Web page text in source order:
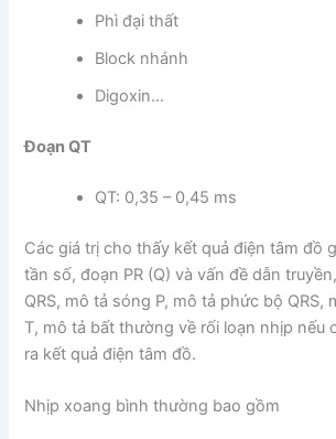
Phì đại thất
Block nhánh
Digoxin…
Đoạn QT
QT: 0,35 – 0,45 ms
Các giá trị cho thấy kết quả điện tâm đồ
tần số, đoạn PR (Q) và vấn đề dẫn
QRS, mô tả sóng P, mô tả phức bộ QRS,
T, mô tả bất thường về rối loạn nhịp nếu
ra kết quả điện tâm đồ.
Nhịp xoang bình thường bao gồm